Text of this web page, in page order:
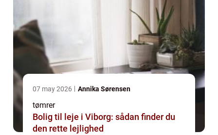
07 may 2026 Annika Sørensen
tømrer
Bolig til leje i Viborg: sådan finder du
den rette lejlighed